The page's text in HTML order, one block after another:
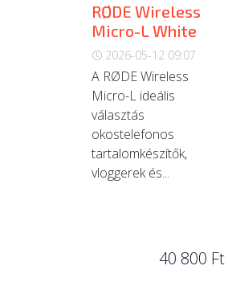
RØDE Wireless
Micro-L White
2026-05-12 09:07
A RØDE Wireless
Micro-L ideális
választás
okostelefonos
tartalomkészítők,
vloggerek és...
40 800 Ft